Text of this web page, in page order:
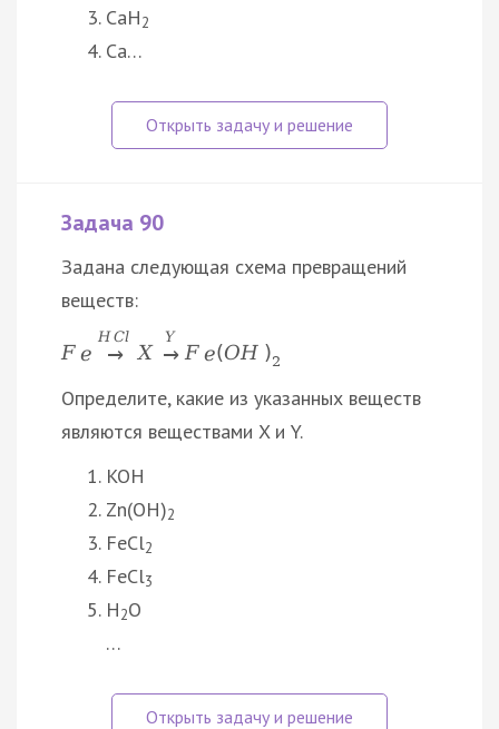
CaH2
Ca…
Задача 90
Задана следующая схема превращений
веществ:
Fe
HCl
→ X
Y
→ F e(OH )2
Определите, какие из указанных веществ
являются веществами X и Y.
KOH
Zn(OH)2
FeCl2
FeCl3
H2O
…